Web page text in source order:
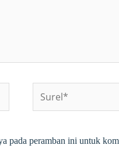
pada peramban ini untuk